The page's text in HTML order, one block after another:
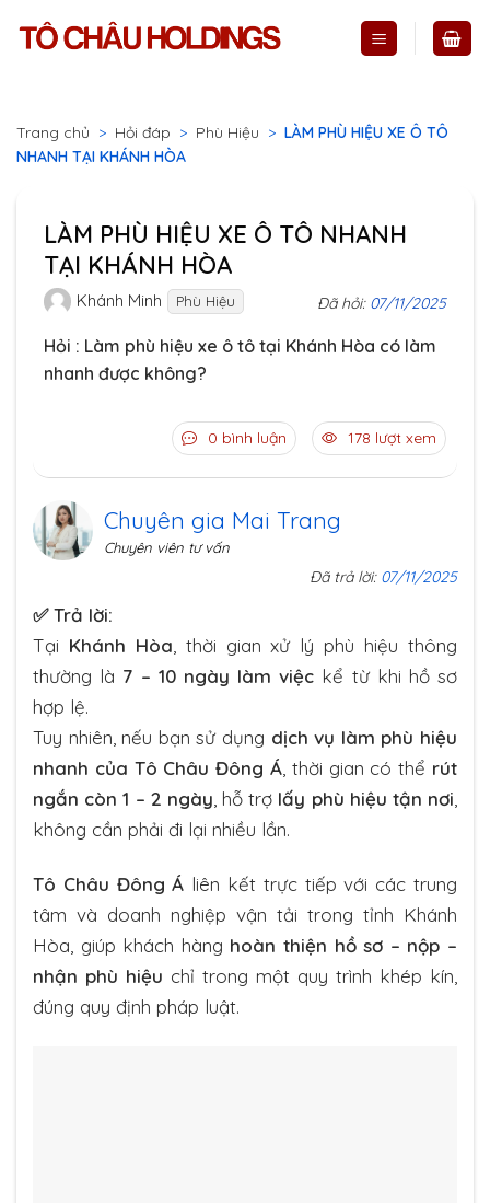
Trang chủ > Hỏi đáp > Phù Hiệu > LÀM PHÙ HIỆU XE Ô TÔ
NHANH TẠI KHÁNH HÒA
LÀM PHÙ HIỆU XE Ô TÔ NHANH
TẠI KHÁNH HÒA
Khánh Minh Phù Hiệu Đã hỏi: 07/11/2025
Hỏi : Làm phù hiệu xe ô tô tại Khánh Hòa có làm
nhanh được không?
0 bình luận 178 lượt xem
Chuyên gia Mai Trang
Chuyên viên tư vấn
Đã trả lời: 07/11/2025
✅ Trả lời:
Tại Khánh Hòa , thời gian xử lý phù hiệu thông
thường là 7 – 10 ngày làm việc kể từ khi hồ sơ
hợp lệ.
Tuy nhiên, nếu bạn sử dụng dịch vụ làm phù hiệu
nhanh của Tô Châu Đông Á , thời gian có thể rút
ngắn còn 1 – 2 ngày , hỗ trợ lấy phù hiệu tận nơi
không cần phải đi lại nhiều lần.
Tô Châu Đông Á liên kết trực tiếp với các trung
tâm và doanh nghiệp vận tải trong tỉnh Khánh
Hòa, giúp khách hàng hoàn thiện hồ sơ – nộp –
nhận phù hiệu chỉ trong một quy trình khép kín,
đúng quy định pháp luật.